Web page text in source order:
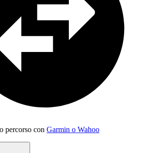
percorso con Garmin o Wahoo